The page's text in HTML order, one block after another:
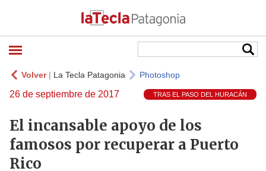
Volver| La Tecla Patagonia Photoshop
26 de septiembre de 2017 TRAS EL PASO DEL HURACÁN
El incansable apoyo de los
famosos por recuperar a Puerto
Rico